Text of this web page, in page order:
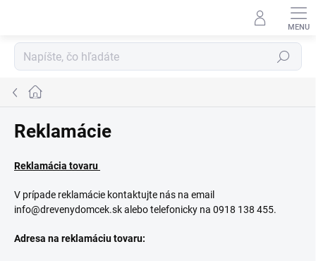
Hľadať
Domov
Reklamácie
Reklamácia tovaru
V prípade reklamácie kontaktujte nás na email
info@drevenydomcek.sk alebo telefonicky na 0918 138 455.
Adresa na reklamáciu tovaru: